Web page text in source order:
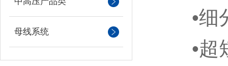
母线系统
•细分
•超短